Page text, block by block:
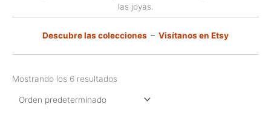
las joyas.
Descubre las colecciones – Visítanos en Etsy
Mostrando los 6 resultados